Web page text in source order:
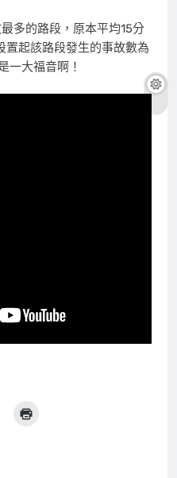
多的路段，原本平均15分
置起該路段發生的事故數為
一大福音啊！